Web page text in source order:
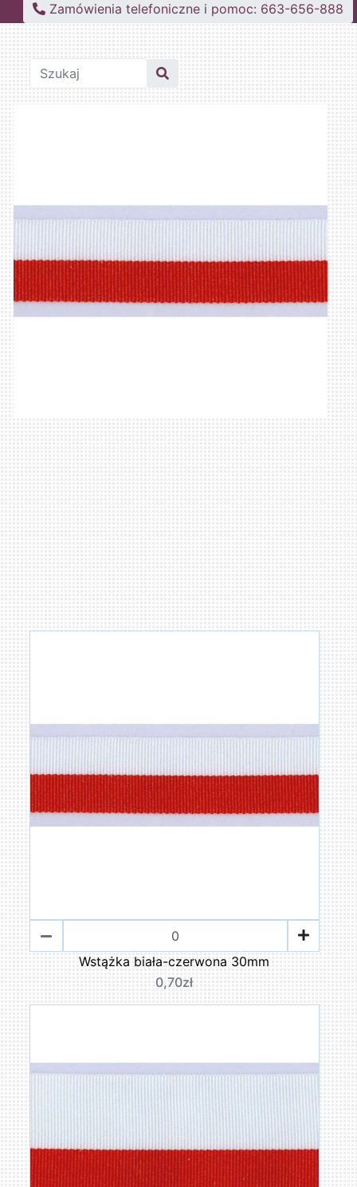
Zamówienia telefoniczne i pomoc: 663-656-888
Wstążka biała-czerwona 30mm
0,70zł